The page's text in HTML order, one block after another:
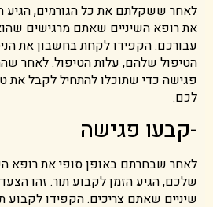
לאחר ששקלתם את כל הגורמים, הגיע
את רופא השיניים שאתם מרגישים
עבורכם. הקפידו לקחת בחשבון את
הטיפול שלהם, עלות הטיפול. לאחר
פגישה כדי שתוכלו להתחיל לקבל את
לכם.
-קבעו פגישה
לאחר שבחרתם באופן סופי את רופא
שלכם, הגיע הזמן לקבוע תור. זהו
שיניים שאתם צריכים. הקפידו